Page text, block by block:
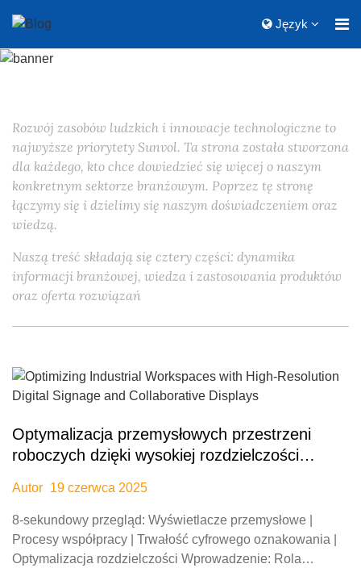
Język
Rozwój zasobów ludzkich i innowacje technologiczne to
najwyższe priorytety Sunvol. Ta strona została stworzona
dla każdego, kto chce dowiedzieć się więcej o naszym
konkretnym sektorze branżowym. Poprzez tę stronę
łączymy się i dzielimy się naszym doświadczeniem oraz
wiedzą.
Naszą treść składają się cztery części: dynamika
informacji branżowej, wiedza i zastosowania produktów
oraz oferta rozwiązań
Optymalizacja przemysłowych przestrzeni
roboczych dzięki wysokiej rozdzielczości
wyświetlaczom
Autor 19 czerwca 2025
8-sekundowy przegląd: Wyświetlacze przemysłowe |
Procesy współpracy | Trwałość cyfrowego oznakowania |
Optymalizacja rozdzielczości Wprowadzenie: Rola